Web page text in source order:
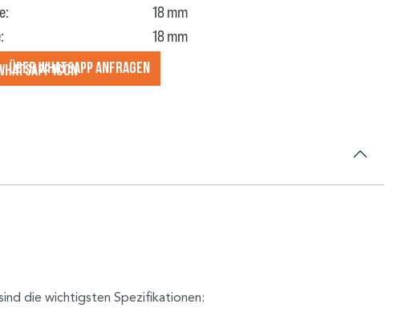
18 mm
18 mm
Über WhatsApp anfragеn
die wichtigsten Spezifikationen: